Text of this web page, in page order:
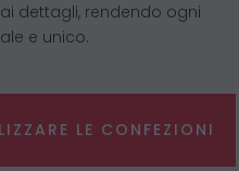
dettagli, rendendo ogni
e unico.
LE CONFEZIONI